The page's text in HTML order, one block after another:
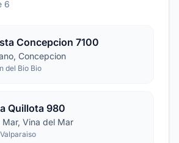
6
Concepcion 7100
Concepcion
del Bio Bio
Quillota 980
Mar, Vina del Mar